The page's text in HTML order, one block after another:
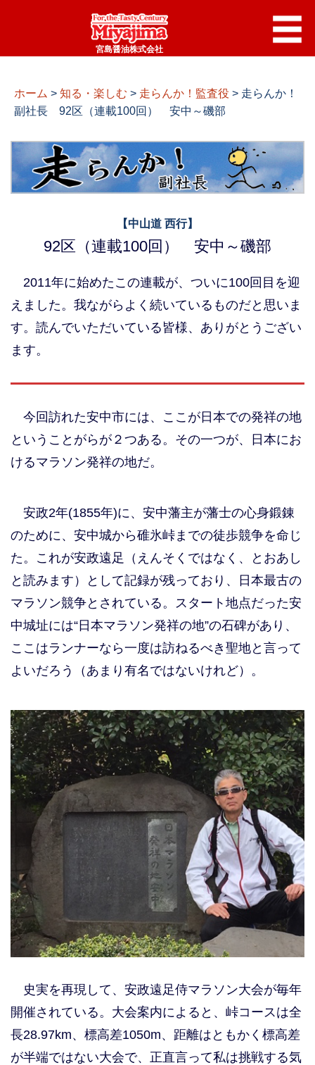
宮島醤油株式会社
ホーム > 知る・楽しむ > 走らんか！監査役 > 走らんか！
副社長 92区（連載100回） 安中～磯部
【中山道 西行】
92区（連載100回） 安中～磯部
2011年に始めたこの連載が、ついに100回目を迎
えました。我ながらよく続いているものだと思いま
す。読んでいただいている皆様、ありがとうござい
ます。
今回訪れた安中市には、ここが日本での発祥の地
ということがらが２つある。その一つが、日本にお
けるマラソン発祥の地だ。
安政2年(1855年)に、安中藩主が藩士の心身鍛錬
のために、安中城から碓氷峠までの徒歩競争を命じ
た。これが安政遠足（えんそくではなく、とおあし
と読みます）として記録が残っており、日本最古の
マラソン競争とされている。スタート地点だった安
中城址には“日本マラソン発祥の地”の石碑があり、
ここはランナーなら一度は訪ねるべき聖地と言って
よいだろう（あまり有名ではないけれど）。
史実を再現して、安政遠足侍マラソン大会が毎年
開催されている。大会案内によると、峠コースは全
長28.97km、標高差1050m、距離はともかく標高差
が半端ではない大会で、正直言って私は挑戦する気